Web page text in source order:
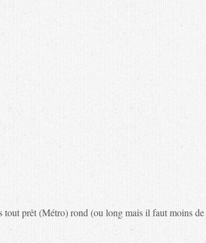
prêt (Métro) rond (ou long mais il faut moins de